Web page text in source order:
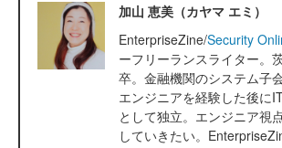
加山 恵美（カヤマ エミ）
EnterpriseZine/Security
ーフリーランスライター。
卒。金融機関のシステム子
エンジニアを経験した後に
として独立。エンジニア視
していきたい。